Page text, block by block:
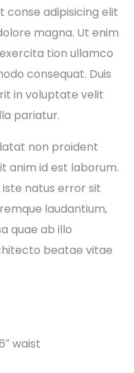
conse adipisicing elit
magna. Ut enim
tion ullamco
consequat. Duis
in voluptate velit
pariatur.
non proident
anim id est laborum.
natus error sit
laudantium,
quae ab illo
beatae vitae
waist